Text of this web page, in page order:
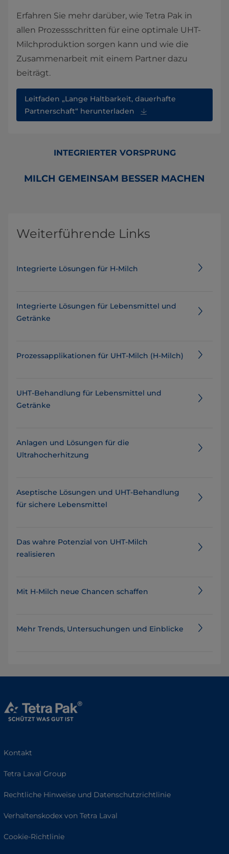
Erfahren Sie mehr darüber, wie Tetra Pak in
allen Prozessschritten für eine optimale UHT-
Milchproduktion sorgen kann und wie die
Zusammenarbeit mit einem Partner dazu
beiträgt.
Leitfaden „Lange Haltbarkeit, dauerhafte
Partnerschaft“ herunterladen
INTEGRIERTER VORSPRUNG
MILCH GEMEINSAM BESSER MACHEN
Weiterführende Links
Integrierte Lösungen für H-Milch
Integrierte Lösungen für Lebensmittel und
Getränke
Prozessapplikationen für UHT-Milch (H-Milch)
UHT-Behandlung für Lebensmittel und
Getränke
Anlagen und Lösungen für die
Ultrahocherhitzung
Aseptische Lösungen und UHT-Behandlung
für sichere Lebensmittel
Das wahre Potenzial von UHT-Milch
realisieren
Mit H-Milch neue Chancen schaffen
Mehr Trends, Untersuchungen und Einblicke
Kontakt
Tetra Laval Group
Rechtliche Hinweise und Datenschutzrichtlinie
Verhaltenskodex von Tetra Laval
Cookie-Richtlinie